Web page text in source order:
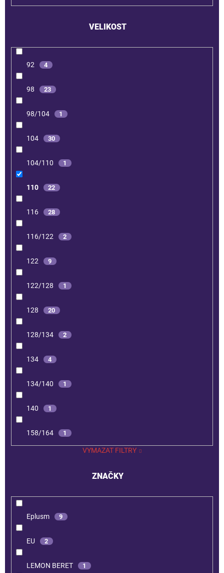
ZNAČKY
Eplusm 9
EU 2
LEMON BERET 1
VELIKOST
92 4
98 23
98/104 1
104 30
104/110 1
110 22
116 28
116/122 2
122 9
122/128 1
128 20
128/134 2
134 4
134/140 1
140 1
158/164 1
VYMAZAT FILTRY